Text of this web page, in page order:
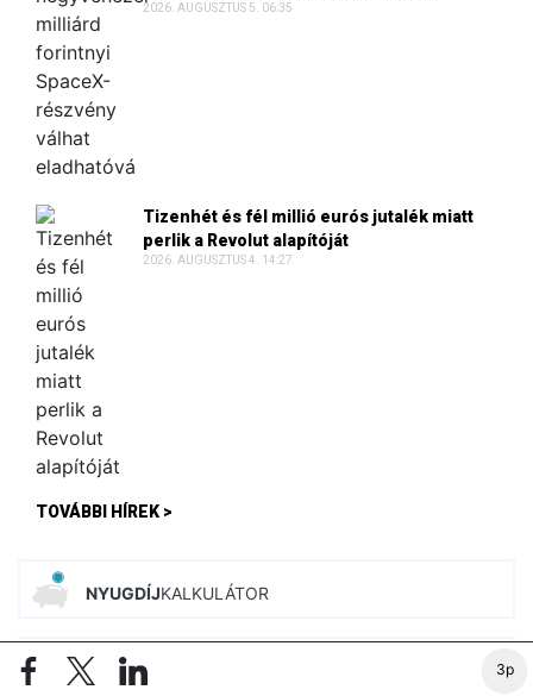
3p
2026. AUGUSZTUS 5. 06:35
Tizenhét és fél millió eurós jutalék miatt
perlik a Revolut alapítóját
2026. AUGUSZTUS 4. 14:27
TOVÁBBI HÍREK >
NYUGDÍJKALKULÁTOR
ADÓKALKULÁTOROK